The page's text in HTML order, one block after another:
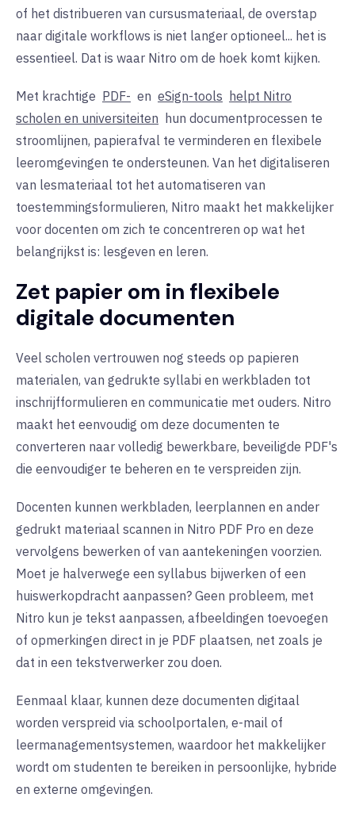
of het distribueren van cursusmateriaal, de overstap
naar digitale workflows is niet langer optioneel... het is
essentieel. Dat is waar Nitro om de hoek komt kijken.
Met krachtige PDF- en eSign-tools helpt Nitro
scholen en universiteiten hun documentprocessen te
stroomlijnen, papierafval te verminderen en flexibele
leeromgevingen te ondersteunen. Van het digitaliseren
van lesmateriaal tot het automatiseren van
toestemmingsformulieren, Nitro maakt het makkelijker
voor docenten om zich te concentreren op wat het
belangrijkst is: lesgeven en leren.
Zet papier om in flexibele
digitale documenten
Veel scholen vertrouwen nog steeds op papieren
materialen, van gedrukte syllabi en werkbladen tot
inschrijfformulieren en communicatie met ouders. Nitro
maakt het eenvoudig om deze documenten te
converteren naar volledig bewerkbare, beveiligde PDF's
die eenvoudiger te beheren en te verspreiden zijn.
Docenten kunnen werkbladen, leerplannen en ander
gedrukt materiaal scannen in Nitro PDF Pro en deze
vervolgens bewerken of van aantekeningen voorzien.
Moet je halverwege een syllabus bijwerken of een
huiswerkopdracht aanpassen? Geen probleem, met
Nitro kun je tekst aanpassen, afbeeldingen toevoegen
of opmerkingen direct in je PDF plaatsen, net zoals je
dat in een tekstverwerker zou doen.
Eenmaal klaar, kunnen deze documenten digitaal
worden verspreid via schoolportalen, e-mail of
leermanagementsystemen, waardoor het makkelijker
wordt om studenten te bereiken in persoonlijke, hybride
en externe omgevingen.